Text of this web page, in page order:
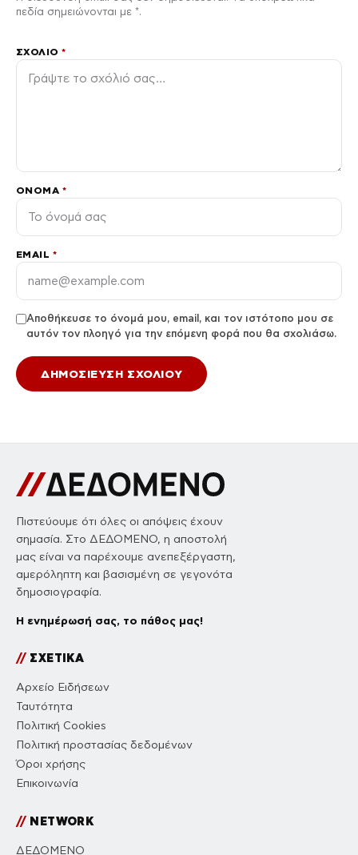
πεδία σημειώνονται με *.
ΣΧΌΛΙΟ*
ΌΝΟΜΑ *
EMAIL *
Αποθήκευσε το όνομά μου, email, και τον ιστότοπο μου σε
αυτόν τον πλοηγό για την επόμενη φορά που θα σχολιάσω.
Πιστεύουμε ότι όλες οι απόψεις έχουν
σημασία. Στο ΔΕΔΟΜΕΝΟ, η αποστολή
μας είναι να παρέχουμε ανεπεξέργαστη,
αμερόληπτη και βασισμένη σε γεγονότα
δημοσιογραφία.
Η ενημέρωσή σας, το πάθος μας!
//ΣΧΕΤΙΚΑ
Αρχείο Ειδήσεων
Ταυτότητα
Πολιτική Cookies
Πολιτική προστασίας δεδομένων
Όροι χρήσης
Επικοινωνία
//NETWORK
ΔΕΔΟΜΕΝΟ